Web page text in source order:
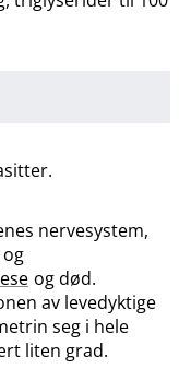
nervesystem,
og død.
av levedyktige
seg i hele
liten grad.